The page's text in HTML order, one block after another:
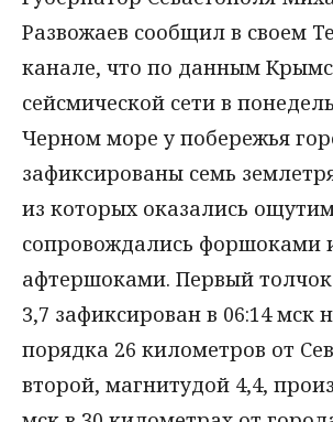
Развожаев сообщил в своем
канале, что по данным
сейсмической сети в
Черном море у побережья
зафиксированы семь
из которых оказались
сопровождались форшоками
афтершоками. Первый
3,7 зафиксирован в 06:14 мск
порядка 26 километров от
второй, магнитудой 4,4,